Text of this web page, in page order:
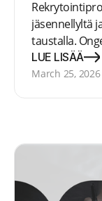
jäsennellyltä
taustalla.
eivät kulje
prosessin läpi.
LUE LISÄÄ
March 25, 2026